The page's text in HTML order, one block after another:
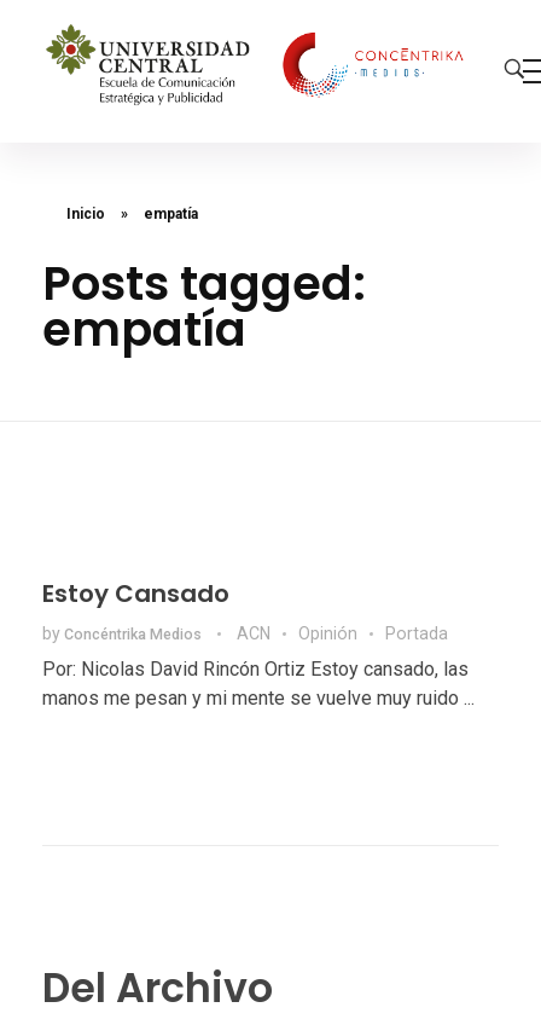
Inicio » empatía
Posts tagged:
empatía
Estoy Cansado
by Concéntrika Medios ACN Opinión Portada
Por: Nicolas David Rincón Ortiz Estoy cansado, las
manos me pesan y mi mente se vuelve muy ruido ...
Del Archivo